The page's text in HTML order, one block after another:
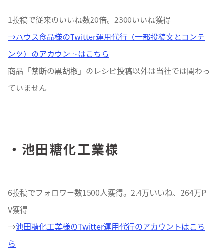
1投稿で従来のいいね数20倍。2300いいね獲得
→ハウス食品様のTwitter運用代行（一部投稿文とコンテ
ンツ）のアカウントはこちら
商品「禁断の黒胡椒」のレシピ投稿以外は当社では関わっ
ていません
・池田糖化工業様
6投稿でフォロワー数1500人獲得。2.4万いいね、264万P
V獲得
→池田糖化工業様のTwitter運用代行のアカウントはこち
ら